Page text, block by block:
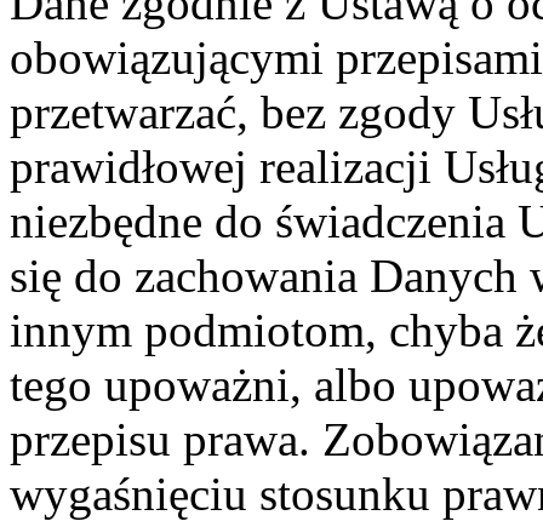
obowiązującymi
przetwarzać, bez zgody
prawidłowej realizacji
niezbędne do świadczenia
się do zachowania
innym podmiotom, chyba
tego upoważni, albo
przepisu prawa.
wygaśnięciu stosunku